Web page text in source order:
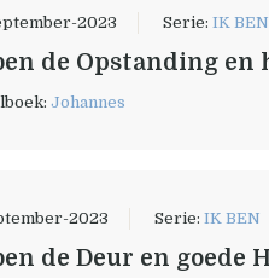
2023 Serie:IK BEN
de Opstanding en
Johannes
2023 Serie:IK BEN
de Deur en goede